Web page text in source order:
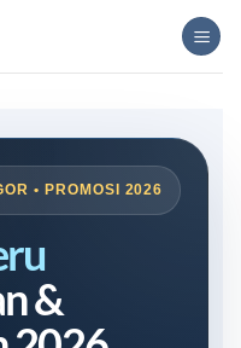
• PROMOSI 2026
&